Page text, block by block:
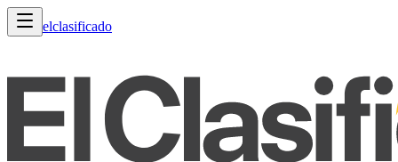
elclasificado